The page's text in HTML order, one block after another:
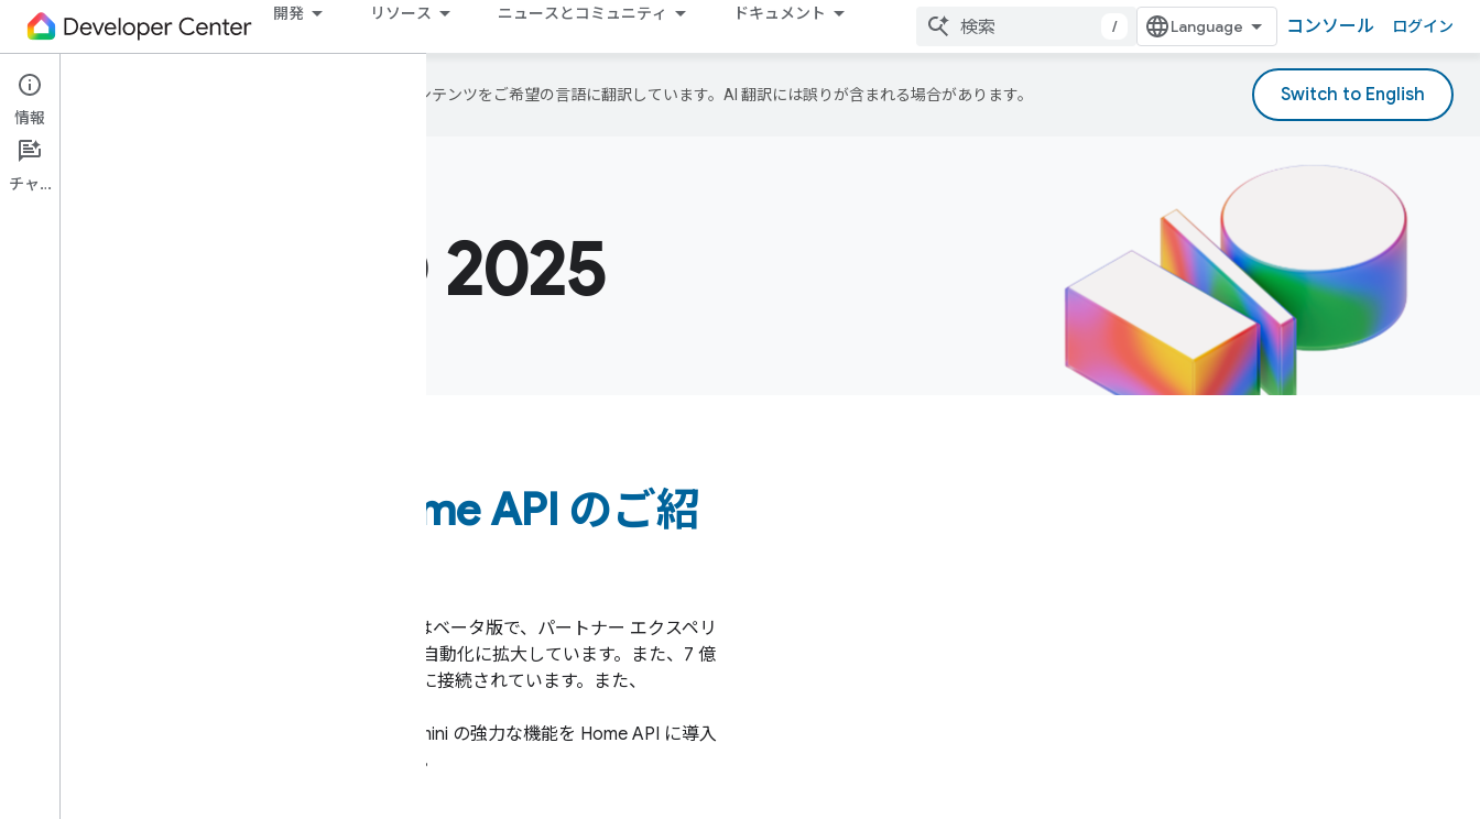
開発 リソース ニュースとコミュニティ ドキュメント
/ コンソール ログイン
Google は AI 技術を使用して、コンテンツをご希望の言語に翻訳しています。AI 翻訳には誤りが含まれる場合があります。
Google I/O 2025
Gemini API と Home API のご紹
2025 年は忙しい年でした。Android と iOS はベータ版で、パートナー エクスペリ
エンスは煙探知機、ロック、掃除機、複雑な自動化に拡大しています。また、7 億
5,000 台を超えるデバイスが Google Home に接続されています。また、
Google Nest カメラの高度な分析機能と Gemini の強力な機能を Home API に導入
します。今年の注目の発表をご確認ください。
情報
チャット